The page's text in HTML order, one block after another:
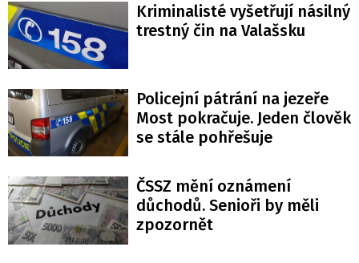
Kriminalisté vyšetřují násilný
trestný čin na Valašsku
Policejní pátrání na jezeře
Most pokračuje. Jeden člověk
se stále pohřešuje
ČSSZ mění oznámení
důchodů. Senioři by měli
zpozornět